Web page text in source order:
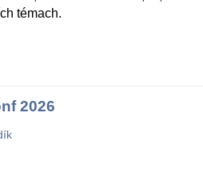
témach.
2026